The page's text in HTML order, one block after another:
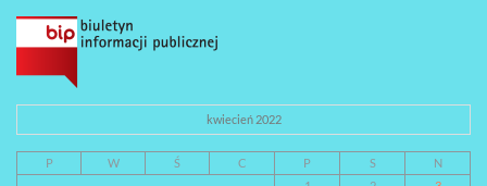
kwiecień 2022
P W Ś C P S
N